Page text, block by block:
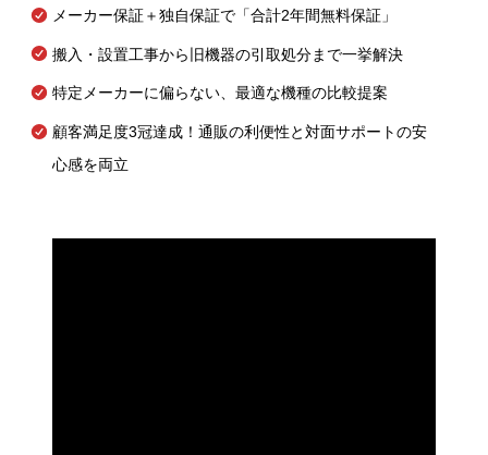
メーカー保証＋独自保証で「合計2年間無料保証」
搬入・設置工事から旧機器の引取処分まで一挙解決
特定メーカーに偏らない、最適な機種の比較提案
顧客満足度3冠達成！通販の利便性と対面サポートの安
心感を両立